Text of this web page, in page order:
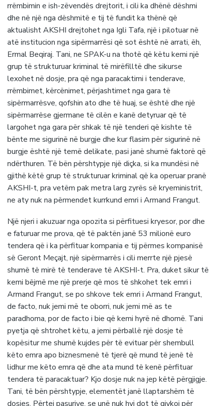
rrëmbimin e ish-zëvendës drejtorit, i cili ka dhënë dëshmi
dhe në një nga dëshmitë e tij të fundit ka thënë që
aktualisht AKSHI drejtohet nga Igli Tafa, një i pilotuar në
atë institucion nga sipërmarrësi që sot është në arrati, ëh,
Ermal Beqiraj. Tani, ne SPAK-u na thotë që këtu kemi një
grup të strukturuar kriminal të mirëfilltë dhe sikurse
lexohet në dosje, pra që nga paracaktimi i tenderave,
rrëmbimet, kërcënimet, përjashtimet nga gara të
sipërmarrësve, qofshin ato dhe të huaj, se është dhe një
sipërmarrëse gjermane të cilën e kanë detyruar që të
largohet nga gara për shkak të një tenderi që kishte të
bënte me sigurinë në burgje dhe kur flasim për sigurinë në
burgje është një temë delikate, pasi janë shumë faktorë që
ndërthuren. Të bën përshtypje një diçka, si ka mundësi në
gjithë këtë grup të strukturuar kriminal që ka operuar pranë
AKSHI-t, pra vetëm pak metra larg zyrës së kryeministrit,
ne aty nuk na përmendet kurrkund emri i Armand Frangut.
Një njeri i akuzuar nga opozita si përfituesi kryesor, por dhe
e faturuar me prova, që të paktën janë 53 milionë euro
tendera që i ka përfituar kompania e tij përmes kompanisë
së Geront Meçajt, një sipërmarrës i cili merrte një pjesë
shumë të mirë të tenderave të AKSHI-t. Pra, duket sikur të
kemi bëjmë me një prerje që mos të shkohet tek emri i
Armand Frangut, se po shkove tek emri i Armand Frangut,
de facto, nuk jemi më te oborri, nuk jemi më as te
paradhoma, por de facto i bie që kemi hyrë në dhomë. Tani
pyetja që shtrohet këtu, a jemi përballë një dosje të
kopësitur me shumë kujdes për të evituar për shembull
këto emra apo biznesmenë të tjerë që mund të jenë të
lidhur me këto emra që dhe ata mund të kenë përfituar
tendera të paracaktuar? Kjo dosje nuk na jep këtë përgjigje.
Tani, të bën përshtypje, elementët janë llaptarshëm të
dosjes. Përtej pasurive, se unë nuk hyj dot të gjykoj për